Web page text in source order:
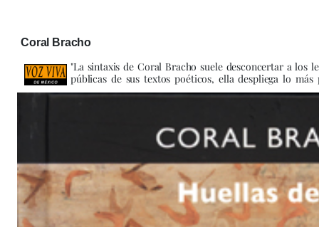
Coral Bracho
"La sintaxis de Coral Bracho suele desconcertar a los
públicas de sus textos poéticos, ella despliega lo